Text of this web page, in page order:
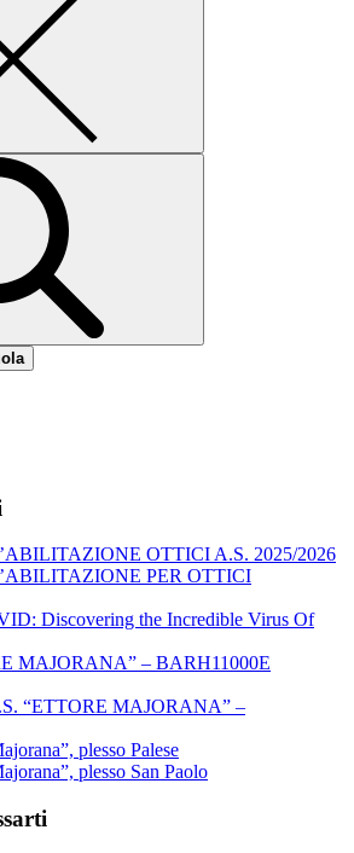
OTTICI A.S. 2025/2026
PER OTTICI
Discovering the Incredible Virus Of
MAJORANA” – BARH11000E
“ETTORE MAJORANA” –
plesso Palese
plesso San Paolo